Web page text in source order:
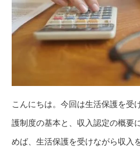
こんにちは。今回は生活保護を受
護制度の基本と、収入認定の概要
めば、生活保護を受けながら収入